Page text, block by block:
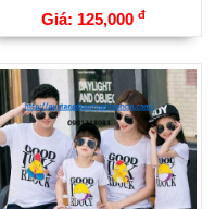
Giá: 125,000 đ